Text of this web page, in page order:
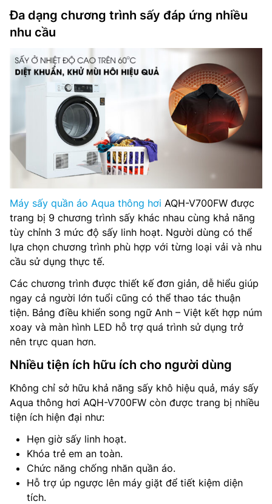
Đa dạng chương trình sấy đáp ứng nhiều
nhu cầu
Máy sấy quần áo Aqua thông hơi AQH-V700FW được
trang bị 9 chương trình sấy khác nhau cùng khả năng
tùy chỉnh 3 mức độ sấy linh hoạt. Người dùng có thể
lựa chọn chương trình phù hợp với từng loại vải và nhu
cầu sử dụng thực tế.
Các chương trình được thiết kế đơn giản, dễ hiểu giúp
ngay cả người lớn tuổi cũng có thể thao tác thuận
tiện. Bảng điều khiển song ngữ Anh – Việt kết hợp núm
xoay và màn hình LED hỗ trợ quá trình sử dụng trở
nên trực quan hơn.
Nhiều tiện ích hữu ích cho người dùng
Không chỉ sở hữu khả năng sấy khô hiệu quả, máy sấy
Aqua thông hơi AQH-V700FW còn được trang bị nhiều
tiện ích hiện đại như:
Hẹn giờ sấy linh hoạt.
Khóa trẻ em an toàn.
Chức năng chống nhăn quần áo.
Hỗ trợ úp ngược lên máy giặt để tiết kiệm diện
tích.